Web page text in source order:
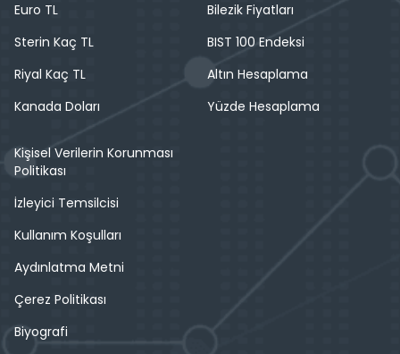
Euro TL
Sterin Kaç TL
Riyal Kaç TL
Kanada Doları
Bilezik Fiyatları
BIST 100 Endeksi
Altın Hesaplama
Yüzde Hesaplama
Kişisel Verilerin Korunması
Politikası
İzleyici Temsilcisi
Kullanım Koşulları
Aydınlatma Metni
Çerez Politikası
Biyografi